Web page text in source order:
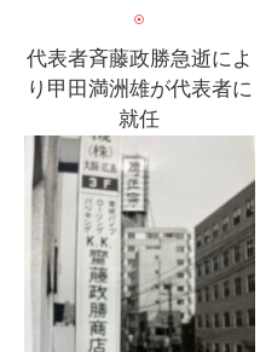
代表者斉藤政勝急逝によ
り甲田満洲雄が代表者に
就任